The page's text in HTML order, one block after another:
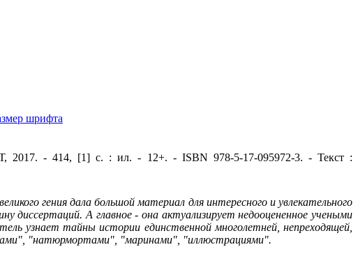
- 414, [1] с. : ил. - 12+. - ISBN 978-5-17-095972-3. - Текст :
гения дала большой материал для интересного и увлекательного
А главное - она актуализирует недооцененное учеными
узнает тайны истории единственной многолетней, непреходящей,
"натюрмортами", "маринами", "иллюстрациями".